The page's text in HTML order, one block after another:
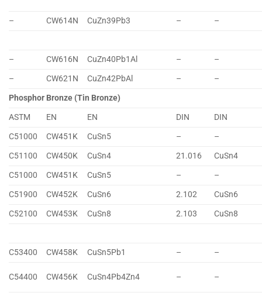
– CW614N CuZn39Pb3 – –
– CW616N CuZn40Pb1Al –
–
–
CW621N CuZn42PbAl –
–
Phosphor Bronze (Tin Bronze)
ASTM
EN EN DIN
DIN
C51000
CW451K CuSn5 –
–
C51100
CW450K CuSn4 21.016
CuSn4
C51000
CW451K CuSn5 –
–
C51900
CW452K CuSn6 2.102
CuSn6
C52100
CW453K CuSn8 2.103 CuSn8
C53400 CW458K CuSn5Pb1 – –
C54400 CW456K CuSn4Pb4Zn4 – –